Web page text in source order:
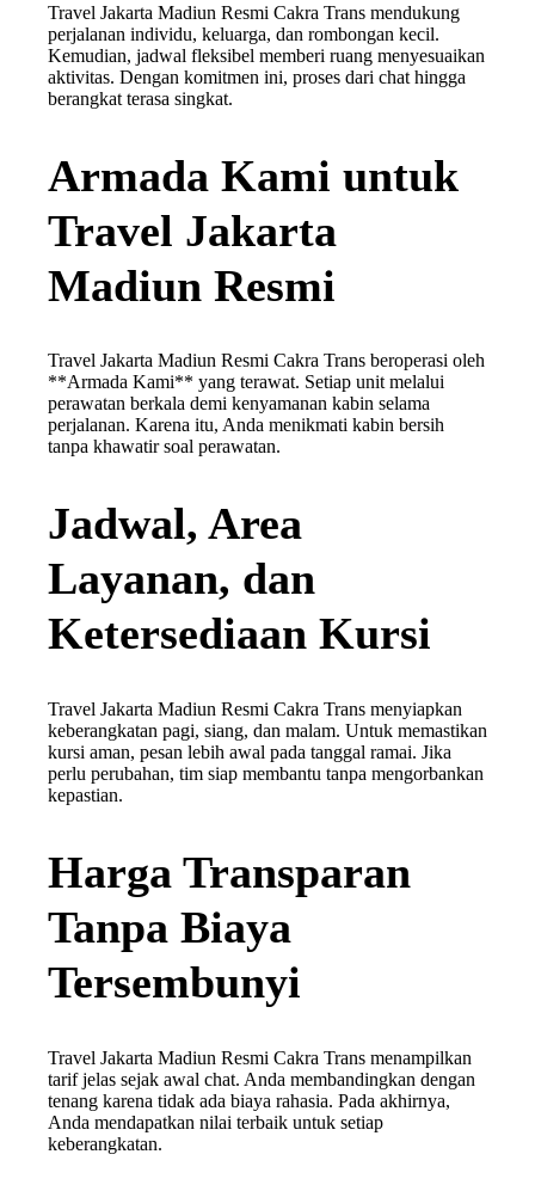
Travel Jakarta Madiun Resmi Cakra Trans mendukung
perjalanan individu, keluarga, dan rombongan kecil.
Kemudian, jadwal fleksibel memberi ruang menyesuaikan
aktivitas. Dengan komitmen ini, proses dari chat hingga
berangkat terasa singkat.
Armada Kami untuk
Travel Jakarta
Madiun Resmi
Travel Jakarta Madiun Resmi Cakra Trans beroperasi oleh
**Armada Kami** yang terawat. Setiap unit melalui
perawatan berkala demi kenyamanan kabin selama
perjalanan. Karena itu, Anda menikmati kabin bersih
tanpa khawatir soal perawatan.
Jadwal, Area
Layanan, dan
Ketersediaan Kursi
Travel Jakarta Madiun Resmi Cakra Trans menyiapkan
keberangkatan pagi, siang, dan malam. Untuk memastikan
kursi aman, pesan lebih awal pada tanggal ramai. Jika
perlu perubahan, tim siap membantu tanpa mengorbankan
kepastian.
Harga Transparan
Tanpa Biaya
Tersembunyi
Travel Jakarta Madiun Resmi Cakra Trans menampilkan
tarif jelas sejak awal chat. Anda membandingkan dengan
tenang karena tidak ada biaya rahasia. Pada akhirnya,
Anda mendapatkan nilai terbaik untuk setiap
keberangkatan.